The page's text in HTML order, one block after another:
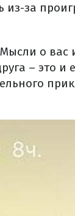
из-за
о вас
– это